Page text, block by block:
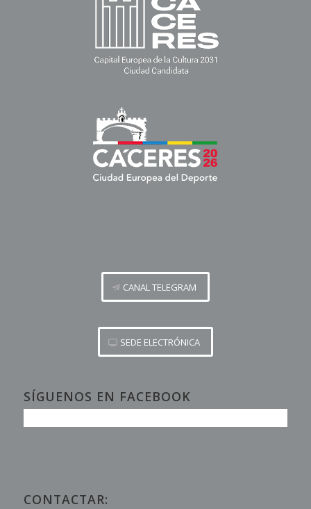
CANAL TELEGRAM
SEDE ELECTRÓNICA
SÍGUENOS EN FACEBOOK
CONTACTAR: